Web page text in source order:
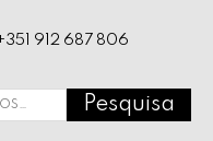
912 687 806
Pesquisa